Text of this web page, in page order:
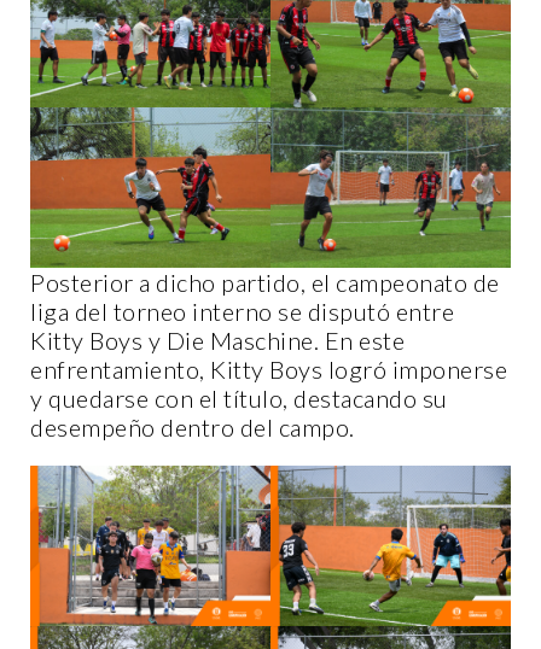
Posterior a dicho partido, el campeonato de
liga del torneo interno se disputó entre
Kitty Boys y Die Maschine. En este
enfrentamiento, Kitty Boys logró imponerse
y quedarse con el título, destacando su
desempeño dentro del campo.